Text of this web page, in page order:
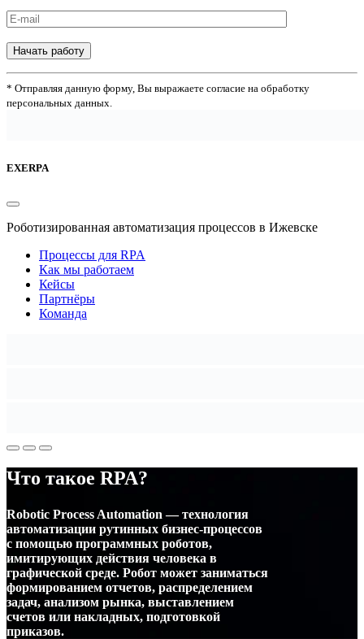
Начать работу
* Отправляя данную форму, Вы выражаете согласие на обработку
персональных данных.
EXERPA
Роботизированная автоматизация процессов в Ижевске
Процессы для RPA
Как мы работаем
Кейсы
Партнёры
Команда
Что такое RPA?
Robotic Process Automation — технология
автоматизации рутинных бизнес-процессов
с помощью программных роботов,
имитирующих действия человека в
графической среде. Робот может заниматься
формированием отчетов, распределением
задач, анализом рынка, выставлением
счетов или накладных, подготовкой
приказов.